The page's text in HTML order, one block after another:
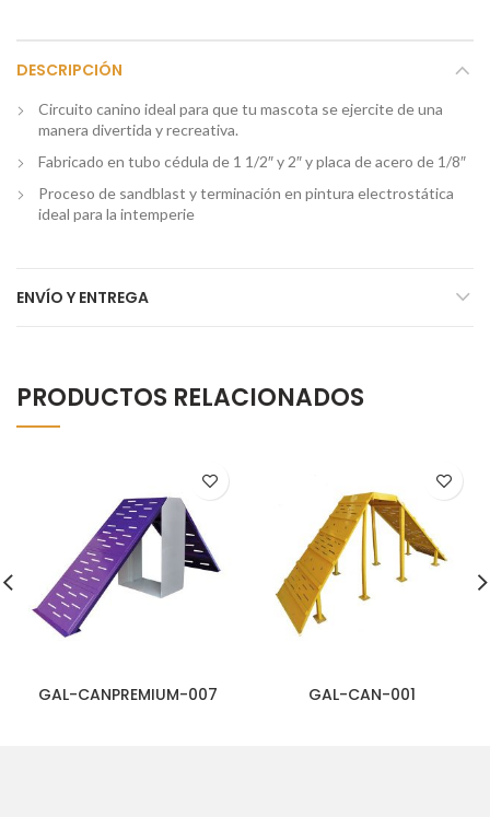
DESCRIPCIÓN
Circuito canino ideal para que tu mascota se ejercite de una
manera divertida y recreativa.
Fabricado en tubo cédula de 1 1/2″ y 2″ y placa de acero de 1/8″
Proceso de sandblast y terminación en pintura electrostática
ideal para la intemperie
ENVÍO Y ENTREGA
PRODUCTOS RELACIONADOS
GAL-CANPREMIUM-007 GAL-CAN-001